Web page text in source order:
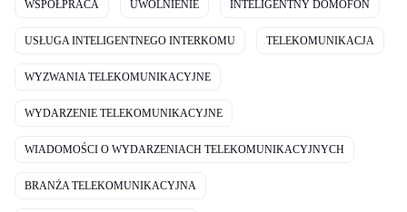
WSPÓŁPRACA UWOLNIENIE INTELIGENTNY DOMOFON
USŁUGA INTELIGENTNEGO INTERKOMU TELEKOMUNIKACJA
WYZWANIA TELEKOMUNIKACYJNE
WYDARZENIE TELEKOMUNIKACYJNE
WIADOMOŚCI O WYDARZENIACH TELEKOMUNIKACYJNYCH
BRANŻA TELEKOMUNIKACYJNA